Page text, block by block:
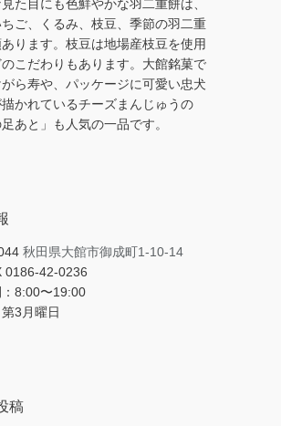
た目にも色鮮やかな羽二重餅は、
ご、くるみ、枝豆、季節の羽二重
ります。枝豆は地場産枝豆を使用
こだわりもあります。大館銘菓で
ら寿や、パッケージに可愛い忠犬
かれているチーズまんじゅうの
足あと」も人気の一品です。
秋田県大館市御成町1-10-14
0186-42-0236
8:00〜19:00
3月曜日
稿